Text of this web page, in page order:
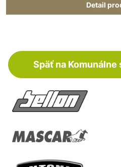
Detail
Späť na